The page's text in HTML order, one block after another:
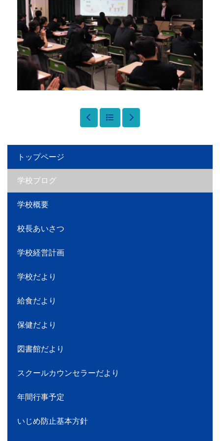
トップページ
学校ブログ
学校概要
校長あいさつ
学校経営計画
学校だより
給食だより
保健だより
図書館だより
スクールカウンセラーだより
年間行事予定
いじめ防止基本方針